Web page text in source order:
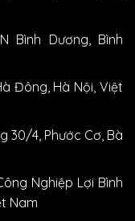
Bình Dương, Bình
Đông, Hà Nội, Việt
30/4, Phước Cơ, Bà
Nghiệp Lợi Bình
Nam